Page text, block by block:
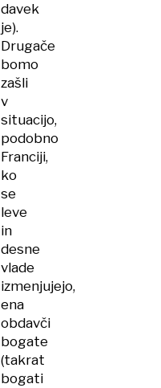
davek
je).
Drugače
bomo
zašli
v
situacijo,
podobno
Franciji,
ko
se
leve
in
desne
vlade
izmenjujejo,
ena
obdavči
bogate
(takrat
bogati